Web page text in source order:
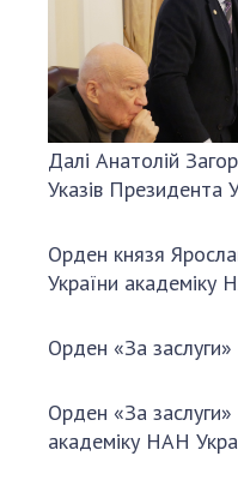
Далі Анатолій
Указів Президента
Орден князя
України академіку
Орден «За
Орден «За
академіку НАН